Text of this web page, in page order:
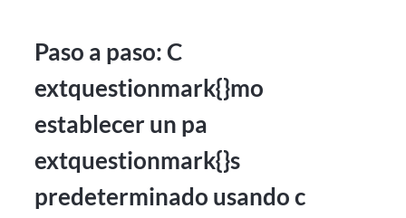
Paso a paso: C
extquestionmark{}mo
establecer un pa
extquestionmark{}s
predeterminado usando c